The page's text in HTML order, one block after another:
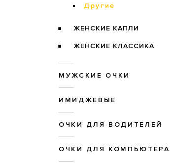
Другие
ЖЕНСКИЕ КАПЛИ
ЖЕНСКИЕ КЛАССИКА
МУЖСКИЕ ОЧКИ
ИМИДЖЕВЫЕ
ОЧКИ ДЛЯ ВОДИТЕЛЕЙ
ОЧКИ ДЛЯ КОМПЬЮТЕРА